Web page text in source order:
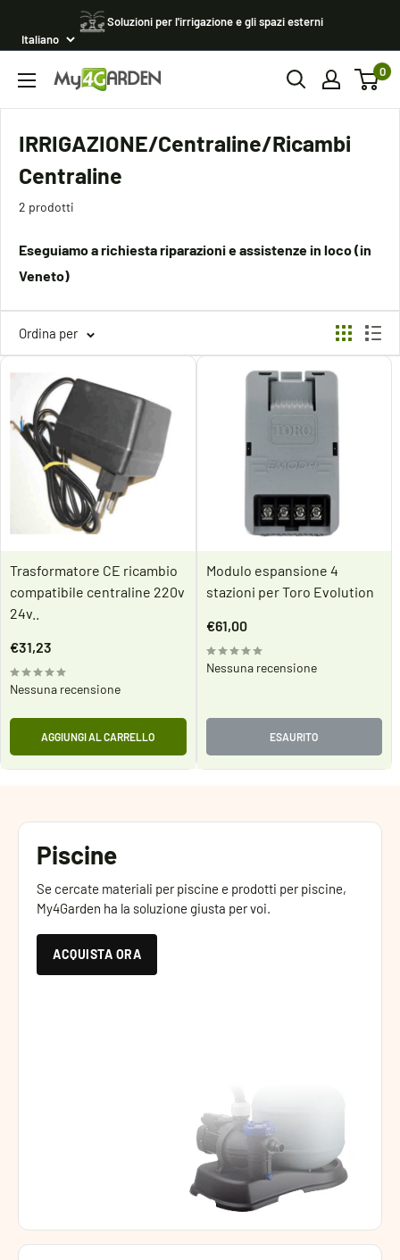
Soluzioni per l'irrigazione e gli spazi esterni
My4garden 0
IRRIGAZIONE/Centraline/Ricambi
Centraline
2 prodotti
Eseguiamo a richiesta riparazioni e assistenze in loco (in
Veneto)
Ordina per
Trasformatore CE ricambio
compatibile centraline 220v
24v..
Prezzo
€31,23
Nessuna recensione
AGGIUNGI AL CARRELLO
Modulo espansione 4
stazioni per Toro Evolution
Prezzo
€61,00
Nessuna recensione
ESAURITO
Piscine
Se cercate materiali per piscine e prodotti per piscine,
My4Garden ha la soluzione giusta per voi.
ACQUISTA ORA